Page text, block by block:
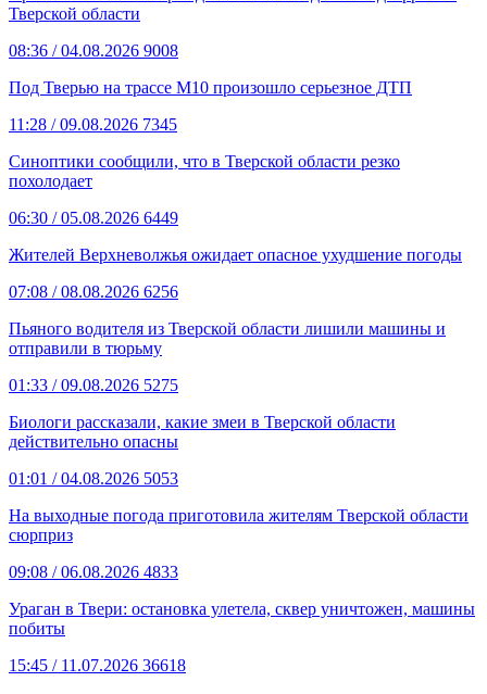
Тверской области
08:36 / 04.08.2026 9008
Под Тверью на трассе М10 произошло серьезное ДТП
11:28 / 09.08.2026 7345
Синоптики сообщили, что в Тверской области резко
похолодает
06:30 / 05.08.2026 6449
Жителей Верхневолжья ожидает опасное ухудшение погоды
07:08 / 08.08.2026 6256
Пьяного водителя из Тверской области лишили машины и
отправили в тюрьму
01:33 / 09.08.2026 5275
Биологи рассказали, какие змеи в Тверской области
действительно опасны
01:01 / 04.08.2026 5053
На выходные погода приготовила жителям Тверской области
сюрприз
09:08 / 06.08.2026 4833
Ураган в Твери: остановка улетела, сквер уничтожен, машины
побиты
15:45 / 11.07.2026 36618